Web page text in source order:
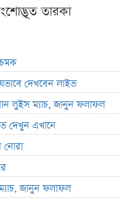
তারকা
দেখবেন লাইভ
লুইস ম্যাচ, জানুন ফলাফল
এখানে
নোরা
জানুন ফলাফল